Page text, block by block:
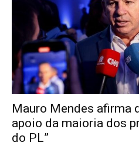
Mauro Mendes afirma
apoio da maioria dos
do PL”